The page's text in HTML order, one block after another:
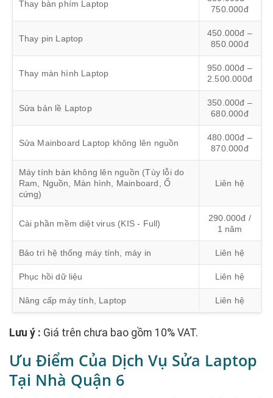
Thay bàn phím Laptop
750.000đ
Thay pin Laptop
450.000đ –
850.000đ
Thay màn hình Laptop
950.000đ –
2.500.000đ
Sửa bản lề Laptop
350.000đ –
680.000đ
Sửa Mainboard Laptop không lên nguồn
480.000đ –
870.000đ
Máy tính bàn không lên nguồn (Tùy lỗi do
Ram, Nguồn, Màn hình, Mainboard, Ổ
cứng)
Liên hệ
Cài phần mềm diệt virus (KIS - Full)
290.000đ /
1 năm
Bảo trì hệ thống máy tính, máy in Liên hệ
Phục hồi dữ liệu Liên hệ
Nâng cấp máy tính, Laptop Liên hệ
Lưu ý : Giá trên chưa bao gồm 10% VAT.
Ưu Điểm Của Dịch Vụ Sửa Laptop
Tại Nhà Quận 6